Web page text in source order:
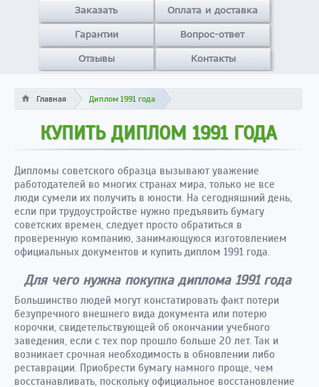
Заказать Оплата и доставка
Гарантии Вопрос-ответ
Отзывы Контакты
Главная Диплом 1991 года
КУПИТЬ ДИПЛОМ 1991 ГОДА
Дипломы советского образца вызывают уважение
работодателей во многих странах мира, только не все
люди сумели их получить в юности. На сегодняшний день,
если при трудоустройстве нужно предъявить бумагу
советских времен, следует просто обратиться в
проверенную компанию, занимающуюся изготовлением
официальных документов и купить диплом 1991 года.
Для чего нужна покупка диплома 1991 года
Большинство людей могут констатировать факт потери
безупречного внешнего вида документа или потерю
корочки, свидетельствующей об окончании учебного
заведения, если с тех пор прошло больше 20 лет. Так и
возникает срочная необходимость в обновлении либо
реставрации. Приобрести бумагу намного проще, чем
восстанавливать, поскольку официальное восстановление